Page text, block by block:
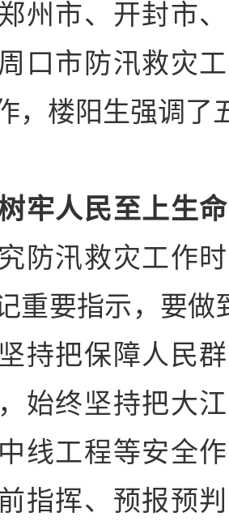
州市、开封市
口市防汛救灾
，楼阳生强调了
牢人民至上生
防汛救灾工作
重要指示，要做
持把保障人民
始终坚持把大
线工程等安全
指挥、预报预